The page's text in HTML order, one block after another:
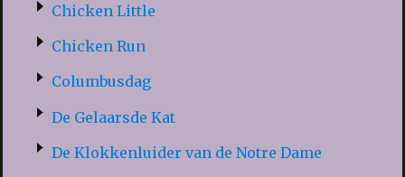
Chicken Little
Chicken Run
Columbusdag
De Gelaarsde Kat
De Klokkenluider van de Notre Dame